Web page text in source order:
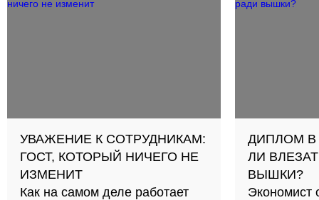
УВАЖЕНИЕ К СОТРУДНИКАМ:
ГОСТ, КОТОРЫЙ НИЧЕГО НЕ
ИЗМЕНИТ
Как на самом деле работает
ДИПЛОМ В
ЛИ
ВЫШКИ?
Экономист